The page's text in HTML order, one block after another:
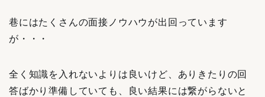
巷にはたくさんの面接ノウハウが出回っています
が・・・
全く知識を入れないよりは良いけど、ありきたりの回
答ばかり準備していても、良い結果には繋がらないと